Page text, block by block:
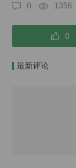
0 1356
0
最新评论